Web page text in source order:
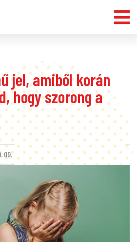
jel, amiből korán
hogy szorong a
09.